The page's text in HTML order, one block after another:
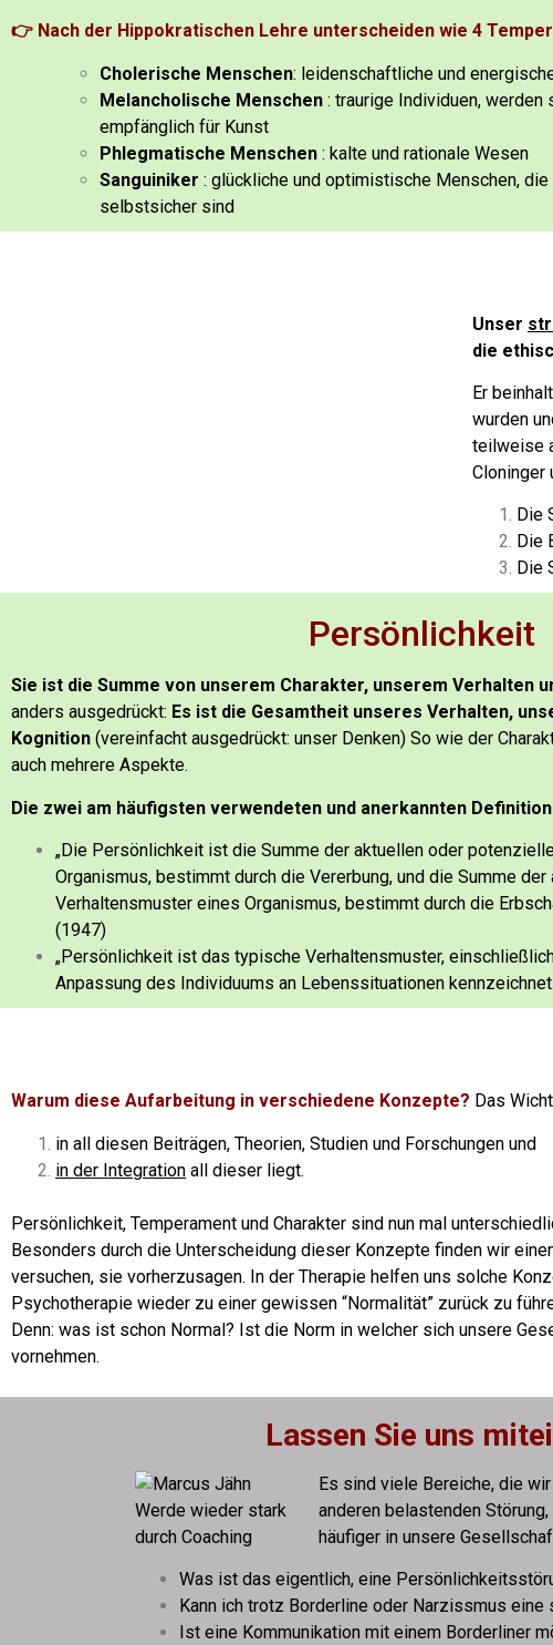
👉 Nach der Hippokratischen Lehre unterscheiden wie 4
Cholerische Menschen: leidenschaftliche und
Melancholische Menschen : traurige Individuen,
empfänglich für Kunst
Phlegmatische Menschen : kalte und rationale Wesen
Sanguiniker : glückliche und optimistische Menschen,
selbstsicher sind
Unser
die
Er
wurden
teilweise
Cloninger
Die
Die
Die
Persönlichkeit
Sie ist die Summe von unserem Charakter, unserem Verhalten
anders ausgedrückt: Es ist die Gesamtheit unseres Verhalten,
Kognition (vereinfacht ausgedrückt: unser Denken) So wie der
auch mehrere Aspekte.
Die zwei am häufigsten verwendeten und anerkannten
„Die Persönlichkeit ist die Summe der aktuellen oder
Organismus, bestimmt durch die Vererbung, und die Summe
Verhaltensmuster eines Organismus, bestimmt durch die
(1947)
„Persönlichkeit ist das typische Verhaltensmuster,
Anpassung des Individuums an Lebenssituationen
Warum diese Aufarbeitung in verschiedene Konzepte? Das
in all diesen Beiträgen, Theorien, Studien und Forschungen und
in der Integration all dieser liegt.
Persönlichkeit, Temperament und Charakter sind nun mal
Besonders durch die Unterscheidung dieser Konzepte finden wir
versuchen, sie vorherzusagen. In der Therapie helfen uns solche
Psychotherapie wieder zu einer gewissen “Normalität” zurück zu
Denn: was ist schon Normal? Ist die Norm in welcher sich unsere
vornehmen.
Lassen Sie uns
Es sind viele Bereiche, die
anderen belastenden
häufiger in unsere
Was ist das eigentlich, eine
Kann ich trotz Borderline oder Narzissmus
Ist eine Kommunikation mit einem Borderliner